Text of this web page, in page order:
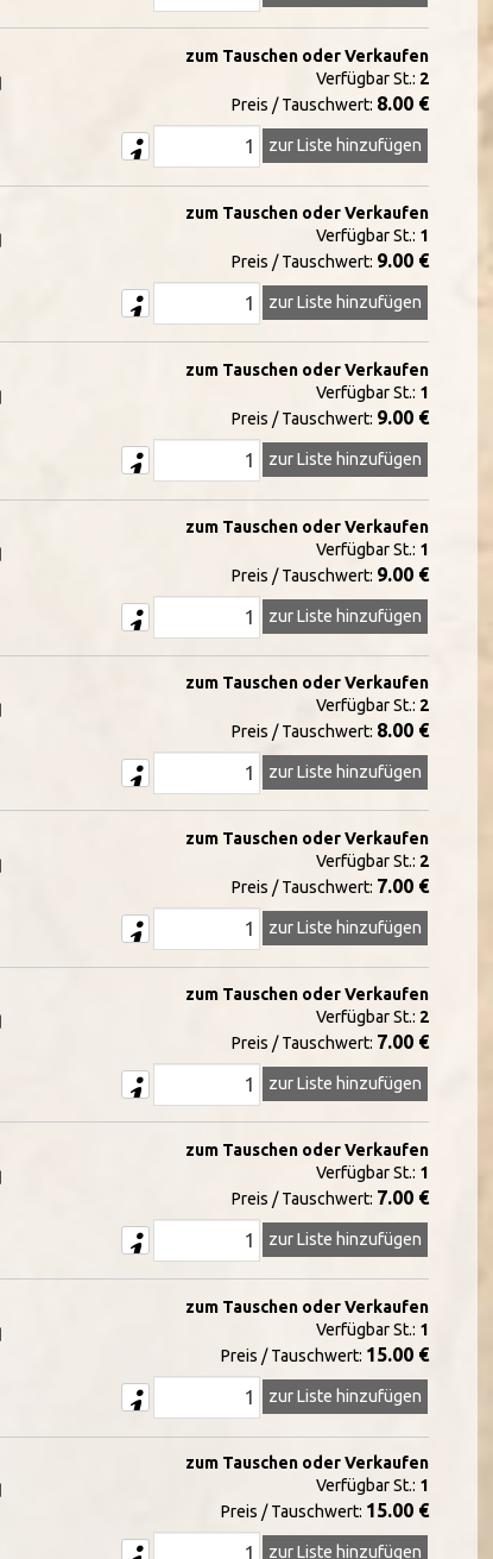
zum Tauschen oder Verkaufen
Verfügbar St.: 2
Preis / Tauschwert: 8.00 €
zur Liste hinzufügen
zum Tauschen oder Verkaufen
Verfügbar St.: 1
Preis / Tauschwert: 9.00 €
zur Liste hinzufügen
zum Tauschen oder Verkaufen
Verfügbar St.: 1
Preis / Tauschwert: 9.00 €
zur Liste hinzufügen
zum Tauschen oder Verkaufen
Verfügbar St.: 1
Preis / Tauschwert: 9.00 €
zur Liste hinzufügen
zum Tauschen oder Verkaufen
Verfügbar St.: 2
Preis / Tauschwert: 8.00 €
zur Liste hinzufügen
zum Tauschen oder Verkaufen
Verfügbar St.: 2
Preis / Tauschwert: 7.00 €
zur Liste hinzufügen
zum Tauschen oder Verkaufen
Verfügbar St.: 2
Preis / Tauschwert: 7.00 €
zur Liste hinzufügen
zum Tauschen oder Verkaufen
Verfügbar St.: 1
Preis / Tauschwert: 7.00 €
zur Liste hinzufügen
zum Tauschen oder Verkaufen
Verfügbar St.: 1
Preis / Tauschwert: 15.00 €
zur Liste hinzufügen
zum Tauschen oder Verkaufen
Verfügbar St.: 1
Preis / Tauschwert: 15.00 €
zur Liste hinzufügen